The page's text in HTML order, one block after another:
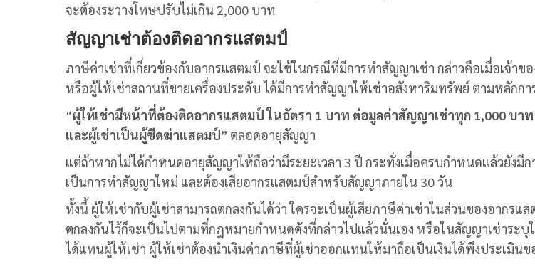
จะต้องระวางโทษปรับไม่เกิน 2,000 บาท
สัญญาเช่าต้องติดอากรแสตมป์
ภาษีค่าเช่าที่เกี่ยวข้องกับอากรแสตมป์ จะใช้ในกรณีที่มีการทำสัญญาเช่า กล่าวคือเมื่อเจ้าข
หรือผู้ให้เช่าสถานที่ขายเครื่องประดับ ได้มีการทำสัญญาให้เช่าอสังหาริมทรัพย์ ตามหลักกา
“ผู้ให้เช่ามีหน้าที่ต้องติดอากรแสตมป์ ในอัตรา 1 บาท ต่อมูลค่าสัญญาเช่าทุก 1,000 บา
และผู้เช่าเป็นผู้ขีดฆ่าแสตมป์” ตลอดอายุสัญญา
แต่ถ้าหากไม่ได้กำหนดอายุสัญญาให้ถือว่ามีระยะเวลา 3 ปี กระทั่งเมื่อครบกำหนดแล้วยังมีก
เป็นการทำสัญญาใหม่ และต้องเสียอากรแสตมป์สำหรับสัญญาภายใน 30 วัน
ทั้งนี้ ผู้ให้เช่ากับผู้เช่าสามารถตกลงกันได้ว่า ใครจะเป็นผู้เสียภาษีค่าเช่าในส่วนของอากรแ
ตกลงกันไว้ก็จะเป็นไปตามที่กฎหมายกำหนดดังที่กล่าวไปแล้วนั่นเอง หรือในสัญญาเช่าระบุ
ได้แทนผู้ให้เช่า ผู้ให้เช่าต้องนำเงินค่าภาษีที่ผู้เช่าออกแทนให้มาถือเป็นเงินได้พึงประเมินข